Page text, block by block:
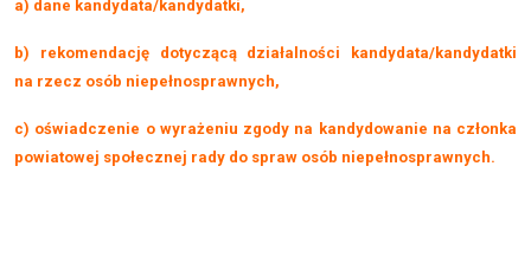
a) dane kandydata/kandydatki,
b) rekomendację dotyczącą działalności kandydata/kandydatki
na rzecz osób niepełnosprawnych,
c) oświadczenie o wyrażeniu zgody na kandydowanie na członka
powiatowej społecznej rady do spraw osób niepełnosprawnyc h.